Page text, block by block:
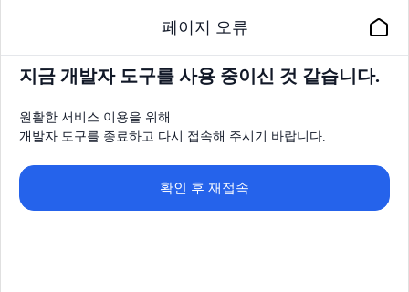
페이지 오류
지금 개발자 도구를 사용 중이신 것 같습니다.
원활한 서비스 이용을 위해
개발자 도구를 종료하고 다시 접속해 주시기 바랍니다.
확인 후 재접속